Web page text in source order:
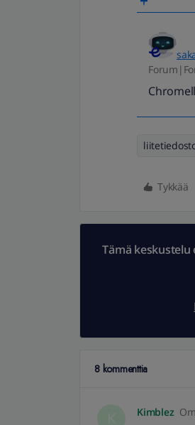
Tykkää
Tämä
8 kommenttia
Kimblez